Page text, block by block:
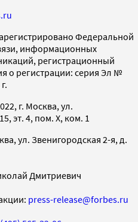
Федеральной
информационных
регистрационный
о регистрации: серия Эл №
г. Москва, ул.
эт. 4, пом. X, ком. 1
ул. Звенигородская 2-я, д.
Дмитриевич
press-release@forbes.ru